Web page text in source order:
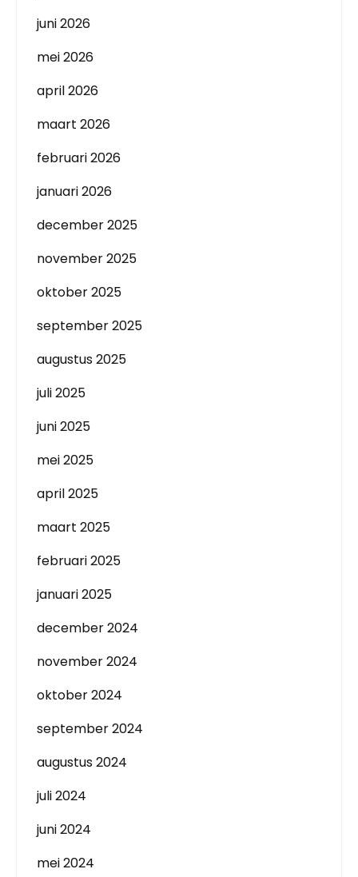
juni 2026
mei 2026
april 2026
maart 2026
februari 2026
januari 2026
december 2025
november 2025
oktober 2025
september 2025
augustus 2025
juli 2025
juni 2025
mei 2025
april 2025
maart 2025
februari 2025
januari 2025
december 2024
november 2024
oktober 2024
september 2024
augustus 2024
juli 2024
juni 2024
mei 2024